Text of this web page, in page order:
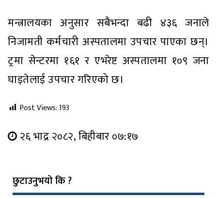
मन्त्रालयका अनुसार सबैभन्दा बढी ४३६ जनाले
निजामती कर्मचारी अस्पतालमा उपचार पाएका छन्।
ट्रमा सेन्टरमा १६१ र एभरेष्ट अस्पतालमा १०९ जना
घाइतेलाई उपचार गरिएको छ।
Post Views:193
२६ भाद्र २०८२, बिहीबार ०७:१७
छुटाउनुभयो कि ?